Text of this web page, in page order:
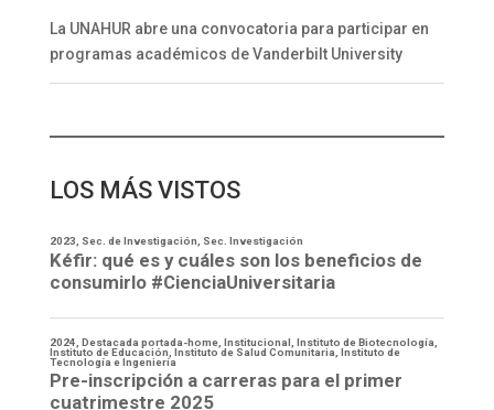
La UNAHUR abre una convocatoria para participar en
programas académicos de Vanderbilt University
LOS MÁS VISTOS